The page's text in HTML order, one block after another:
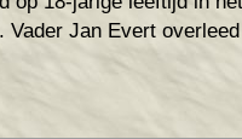
Vader Jan Evert